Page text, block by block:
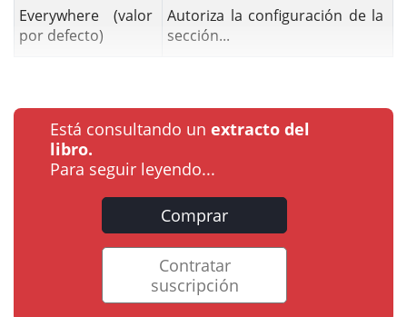
Everywhere (valor
por defecto)
Autoriza la configuración de la
sección...
Está consultando un extracto del
libro.
Para seguir leyendo...
Comprar
Contratar
suscripción